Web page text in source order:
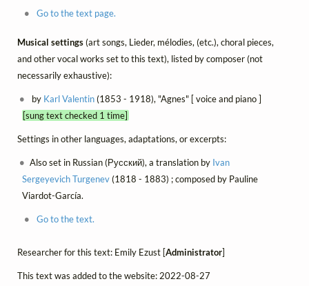
Go to the text page.
Musical settings(art songs, Lieder, mélodies, (etc.), choral pieces,
and other vocal works set to this text), listed by composer (not
necessarily exhaustive):
by Karl Valentin(1853 - 1918), "Agnes" [ voice and piano ]
[sung text checked 1 time]
Settings in other languages, adaptations, or excerpts:
Also set in Russian (Русский), a translation by Ivan
Sergeyevich Turgenev(1818 - 1883) ; composed by Pauline
Viardot-García.
Go to the text.
Researcher for this text: Emily Ezust [Administrator]
This text was added to the website: 2022-08-27